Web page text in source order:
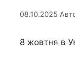
08.10.2025
8 жовтня в